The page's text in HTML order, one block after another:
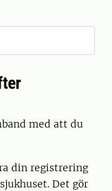
med att du
din registrering
Det gör